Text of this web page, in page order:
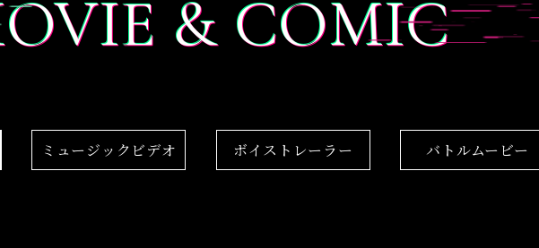
& COMIC
ミュージックビデオ ボイストレーラー バトルムービー